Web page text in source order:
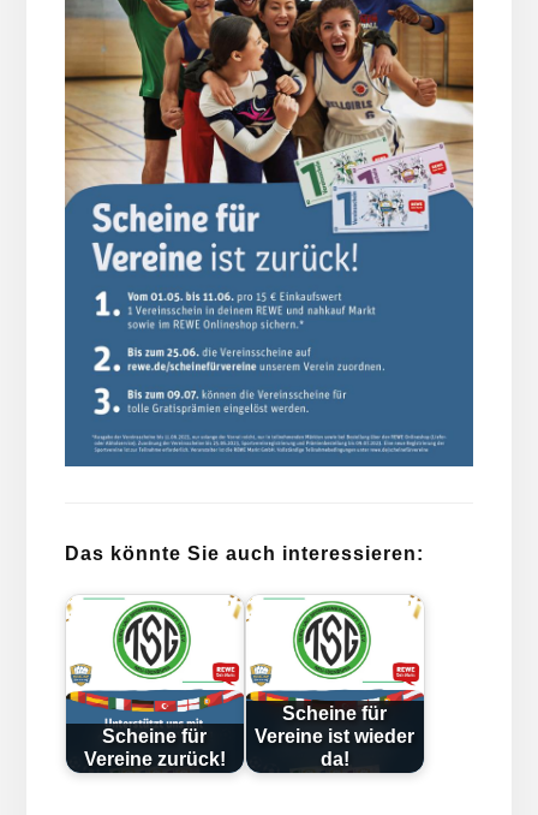
Das könnte Sie auch interessieren:
Scheine für
Vereine zurück!
Scheine für
Vereine ist wieder
da!